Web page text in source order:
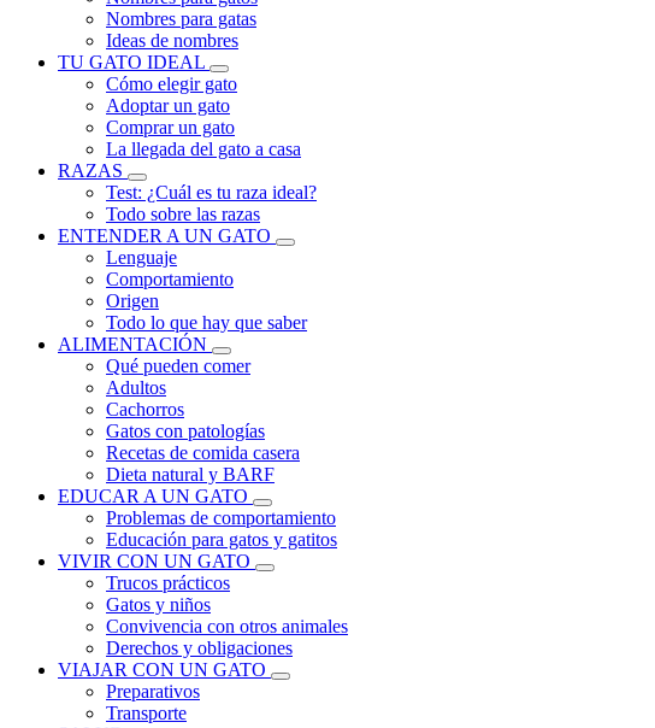
Nombres para gatas
Ideas de nombres
TU GATO IDEAL
Cómo elegir gato
Adoptar un gato
Comprar un gato
La llegada del gato a casa
RAZAS
Test: ¿Cuál es tu raza ideal?
Todo sobre las razas
ENTENDER A UN GATO
Lenguaje
Comportamiento
Origen
Todo lo que hay que saber
ALIMENTACIÓN
Qué pueden comer
Adultos
Cachorros
Gatos con patologías
Recetas de comida casera
Dieta natural y BARF
EDUCAR A UN GATO
Problemas de comportamiento
Educación para gatos y gatitos
VIVIR CON UN GATO
Trucos prácticos
Gatos y niños
Convivencia con otros animales
Derechos y obligaciones
VIAJAR CON UN GATO
Preparativos
Transporte